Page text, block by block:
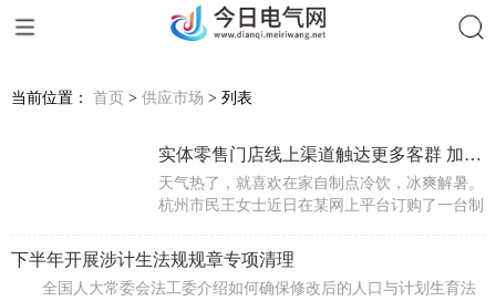
当前位置： 首页 > 供应市场 > 列表
实体零售门店线上渠道触达更多客群 加快线上线下全渠道发展
天气热了，就喜欢在家自制点冷饮，冰爽解暑。
杭州市民王女士近日在某网上平台订购了一台制
38℃、3
下半年开展涉计生法规规章专项清理
全国人大常委会法工委介绍如何确保修改后的人口与计划生育法